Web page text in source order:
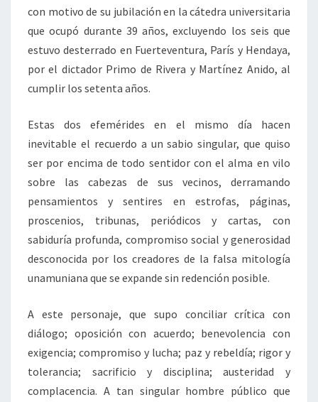
con motivo de su jubilación en la cátedra universitaria
que ocupó durante 39 años, excluyendo los seis que
estuvo desterrado en Fuerteventura, París y Hendaya,
por el dictador Primo de Rivera y Martínez Anido, al
cumplir los setenta años.
Estas dos efemérides en el mismo día hacen
inevitable el recuerdo a un sabio singular, que quiso
ser por encima de todo sentidor con el alma en vilo
sobre las cabezas de sus vecinos, derramando
pensamientos y sentires en estrofas, páginas,
proscenios, tribunas, periódicos y cartas, con
sabiduría profunda, compromiso social y generosidad
desconocida por los creadores de la falsa mitología
unamuniana que se expande sin redención posible.
A este personaje, que supo conciliar crítica con
diálogo; oposición con acuerdo; benevolencia con
exigencia; compromiso y lucha; paz y rebeldía; rigor y
tolerancia; sacrificio y disciplina; austeridad y
complacencia. A tan singular hombre público que